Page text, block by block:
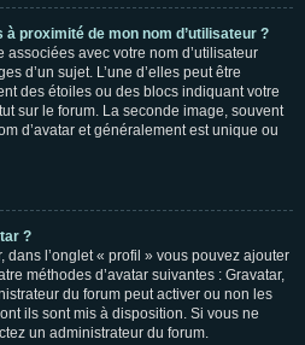
proximité de mon nom d’utilisateur ?
associées avec votre nom d’utilisateur
d’un sujet. L’une d’elles peut être
des étoiles ou des blocs indiquant votre
sur le forum. La seconde image, souvent
d’avatar et généralement est unique ou
?
dans l’onglet « profil » vous pouvez ajouter
méthodes d’avatar suivantes : Gravatar,
du forum peut activer ou non les
ils sont mis à disposition. Si vous ne
un administrateur du forum.